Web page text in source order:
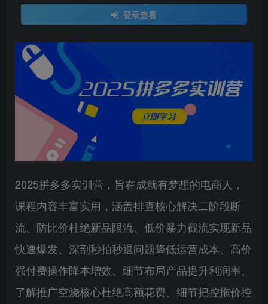
登录查看
2025拼多多实训营，旨在成就有梦想的电商人，
课程内容丰富实用，涵盖排查核心解决二阶段断
流、防比价杜绝新品限流、低价暴力截流实现新品
快速爆发、深剖秒拍秒退问题降低运营成本、高价
强付费操作降本增效、细节布局产品提升利润率、
了解推广空烧核心杜绝高额花费、细节把控拖价控